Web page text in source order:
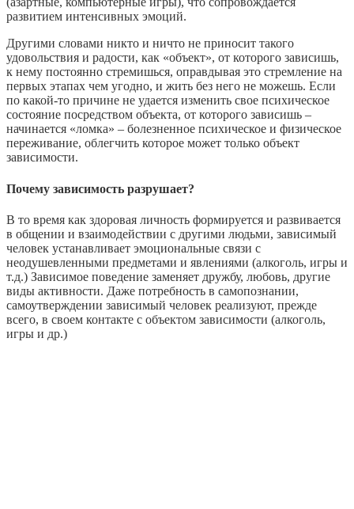
развитием интенсивных эмоций.
Другими словами никто и ничто не приносит такого
удовольствия и радости, как «объект», от которого зависишь,
к нему постоянно стремишься, оправдывая это стремление на
первых этапах чем угодно, и жить без него не можешь. Если
по какой-то причине не удается изменить свое психическое
состояние посредством объекта, от которого зависишь –
начинается «ломка» – болезненное психическое и физическое
переживание, облегчить которое может только объект
зависимости.
Почему зависимость разрушает?
В то время как здоровая личность формируется и развивается
в общении и взаимодействии с другими людьми, зависимый
человек устанавливает эмоциональные связи с
неодушевленными предметами и явлениями (алкоголь, игры и
т.д.) Зависимое поведение заменяет дружбу, любовь, другие
виды активности. Даже потребность в самопознании,
самоутверждении зависимый человек реализуют, прежде
всего, в своем контакте с объектом зависимости (алкоголь,
игры и др.)